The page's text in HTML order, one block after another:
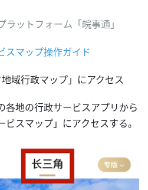
ラットフォーム「皖事通」
スマップ操作ガイド
域行政マップ」にアクセス
各地の行政サービスアプリから
ビスマップ」にアクセスする。